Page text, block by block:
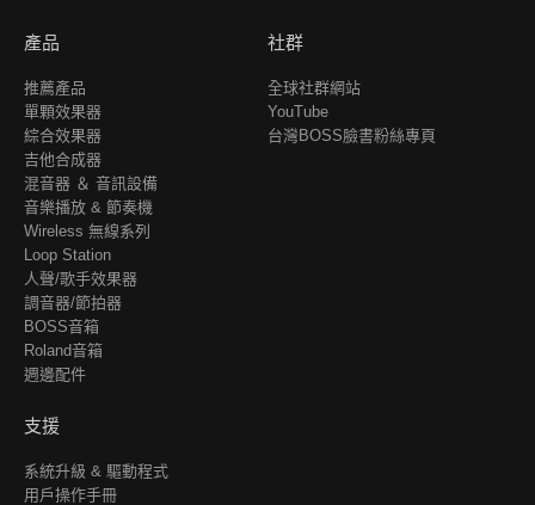
產品
推薦產品
單顆效果器
綜合效果器
吉他合成器
混音器 ＆ 音訊設備
音樂播放 & 節奏機
Wireless 無線系列
Loop Station
人聲/歌手效果器
調音器/節拍器
BOSS音箱
Roland音箱
週邊配件
社群
全球社群網站
YouTube
台灣BOSS臉書粉絲專頁
支援
系統升級 & 驅動程式
用戶操作手冊